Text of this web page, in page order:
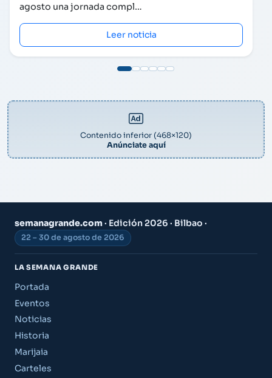
agosto una jornada compl…
Leer noticia
Contenido inferior (468×120)
Anúnciate aquí
semanagrande.com· Edición 2026 · Bilbao ·
22 – 30 de agosto de 2026
LA SEMANA GRANDE
Portada
Eventos
Noticias
Historia
Marijaia
Carteles